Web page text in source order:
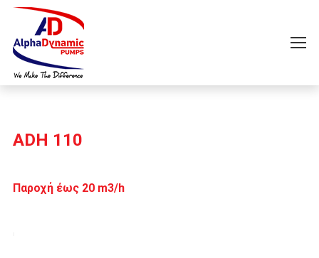
ADH 110
Παροχή έως 20 m3/h